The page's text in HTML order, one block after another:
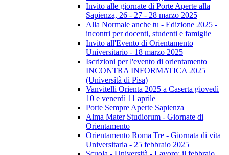
Invito alle giornate di Porte Aperte alla
Sapienza, 26 - 27 - 28 marzo 2025
Alla Normale anche tu - Edizione 2025 -
incontri per docenti, studenti e famiglie
Invito all'Evento di Orientamento
Universitario - 18 marzo 2025
Iscrizioni per l'evento di orientamento
INCONTRA INFORMATICA 2025
(Università di Pisa)
Vanvitelli Orienta 2025 a Caserta giovedì
10 e venerdì 11 aprile
Porte Sempre Aperte Sapienza
Alma Mater Studiorum - Giornate di
Orientamento
Orientamento Roma Tre - Giornata di vita
Universitaria - 25 febbraio 2025